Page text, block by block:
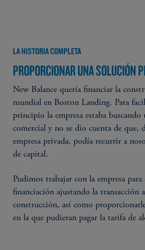
LA HISTORIA COMPLETA
PROPORCIONAR UNA SOLUCIÓN
New Balance quería financiar la
mundial en Boston Landing. Para
principio la empresa estaba
comercial y no se dio cuenta de que,
empresa privada, podía recurrir a
de capital.
Pudimos trabajar con la empresa
financiación ajustando la transacción
construcción, así como
en la que pudieran pagar la tarifa de